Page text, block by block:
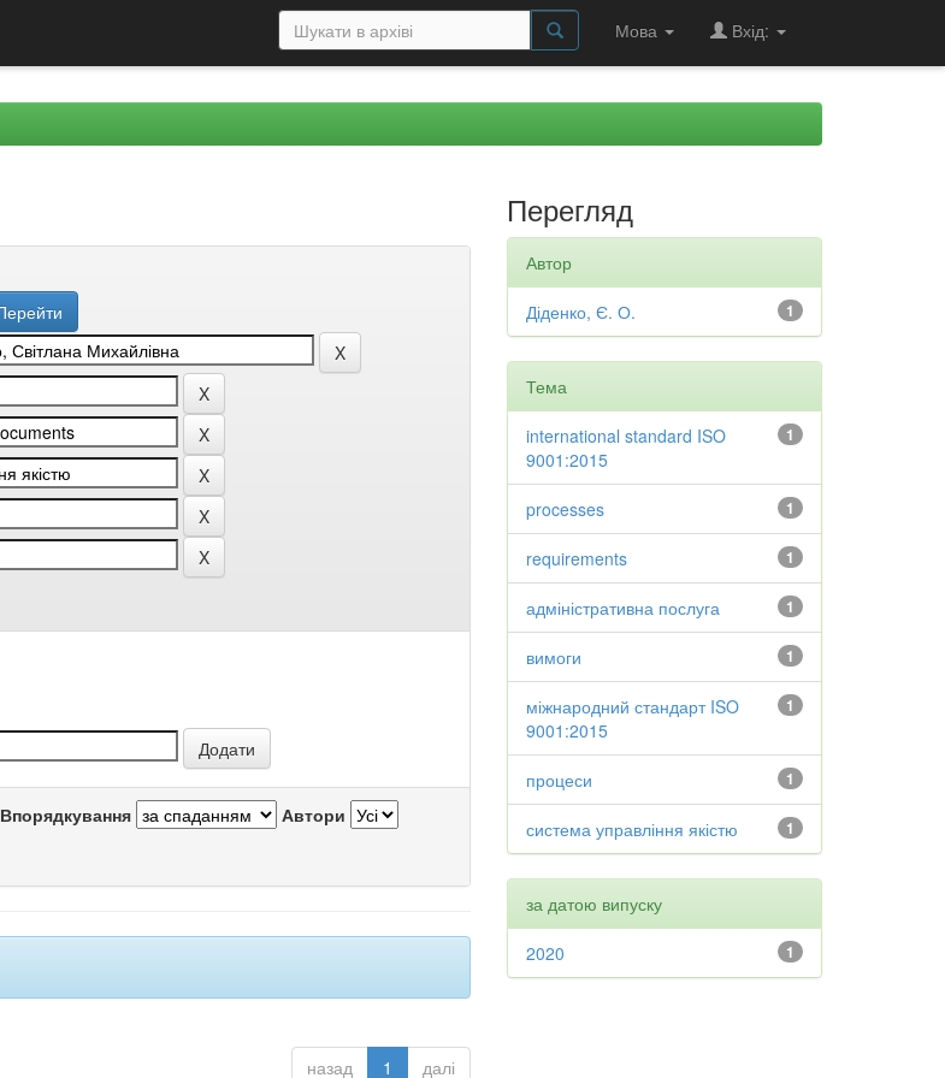
Мова Вхід:
Впорядкування Автори
назад 1 далі
Перегляд
Автор
1
Діденко, Є. О.
Тема
1
international standard ISO
9001:2015
1
processes
1
requirements
1
адміністративна послуга
1
вимоги
1
міжнародний стандарт ISO
9001:2015
1
процеси
1
система управління якістю
за датою випуску
1
2020